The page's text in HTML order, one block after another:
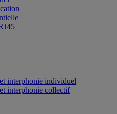
interphonie individuel
interphonie collectif